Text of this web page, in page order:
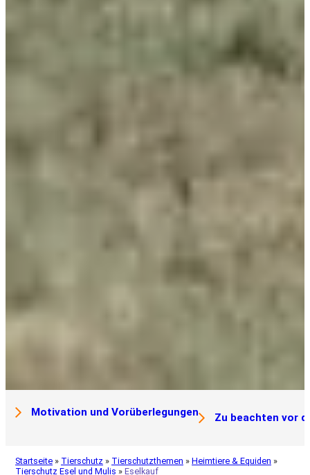
Motivation und Vorüberlegungen Zu beachten vor
Startseite » Tierschutz » Tierschutzthemen » Heimtiere & Equiden »
Tierschutz Esel und Mulis » Eselkauf